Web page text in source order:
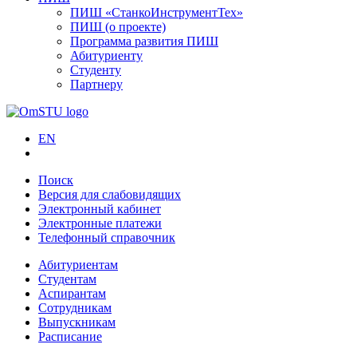
ПИШ «СтанкоИнструментТех»
ПИШ (о проекте)
Программа развития ПИШ
Абитуриенту
Студенту
Партнеру
EN
Поиск
Версия для слабовидящих
Электронный кабинет
Электронные платежи
Телефонный справочник
Абитуриентам
Студентам
Аспирантам
Сотрудникам
Выпускникам
Расписание